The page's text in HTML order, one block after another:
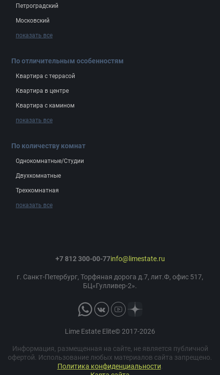
Петроградский
Московский
показать все
По отличительным особенностям
Квартира с террасой
Квартира в центре
Квартира с камином
показать все
По количеству комнат
Однокомнатные/Студии
Двухкомнатные
Трехкомнатная
показать все
Lime Estate Elite© 2017-2026
Информация, размещенная на сайте, не является публичной
офертой. Использование любых материалов сайта запрещено.
Политика конфиденциальности
+7 812 300-00-77info@limestate.ru
г. Санкт-Петербург, Торфяная дорога д.7, лит.Ф, офис 517,
БЦ«Гулливер-2».